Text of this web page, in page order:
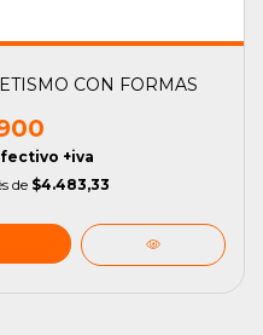
CON FORMAS
+iva
de $4.483,33